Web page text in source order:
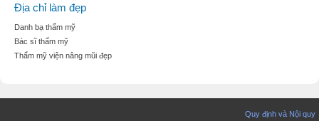
Địa chỉ làm đẹp
Danh bạ thẩm mỹ
Bác sĩ thẩm mỹ
Thẩm mỹ viện nâng mũi đẹp
Quy định và Nội quy